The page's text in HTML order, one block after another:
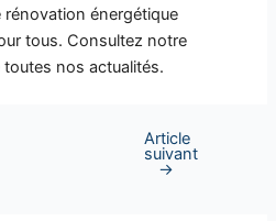
énergétique
tous. Consultez notre
toutes nos actualités.
Article
suivant
→